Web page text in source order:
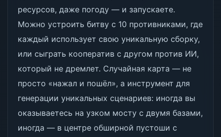
ресурсов, даже погоду — и запускаете.
Можно устроить битву с 10 противниками, где
каждый использует свою уникальную сборку,
или сыграть кооператив с другом против ИИ,
который не дремлет. Случайная карта — не
просто «нажал и пошёл», а инструмент для
генерации уникальных сценариев: иногда вы
оказываетесь на узком мосту с двумя базами,
иногда — в центре обширной пустоши с